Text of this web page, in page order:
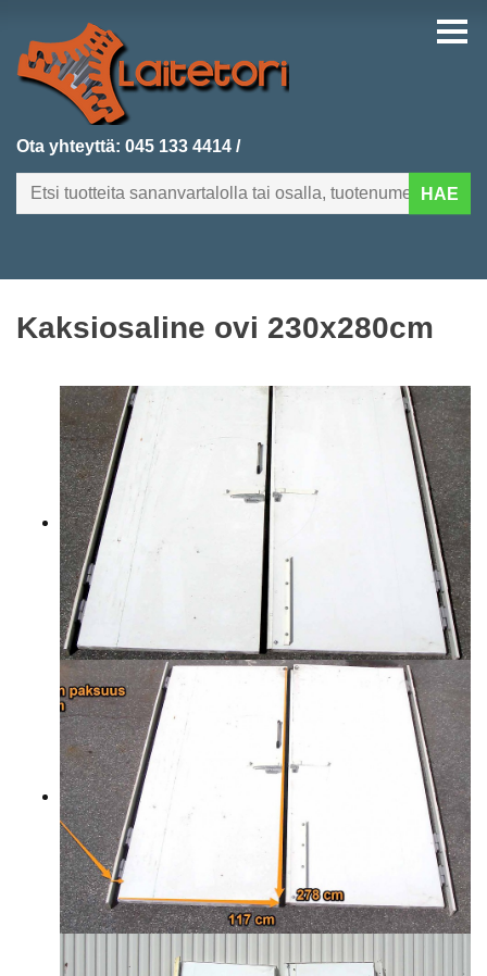
Ota yhteyttä: 045 133 4414 /
HAE
ETUSIVU
VIIMEKSI LISÄTYT
TUOTEHAKU
YHTEYSTIEDOT
Kaksiosaline ovi 230x280cm